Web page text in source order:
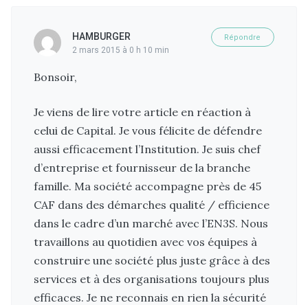
HAMBURGER
2 mars 2015 à 0 h 10 min
Bonsoir,
Je viens de lire votre article en réaction à
celui de Capital. Je vous félicite de défendre
aussi efficacement l’Institution. Je suis chef
d’entreprise et fournisseur de la branche
famille. Ma société accompagne près de 45
CAF dans des démarches qualité / efficience
dans le cadre d’un marché avec l’EN3S. Nous
travaillons au quotidien avec vos équipes à
construire une société plus juste grâce à des
services et à des organisations toujours plus
efficaces. Je ne reconnais en rien la sécurité
Répondre